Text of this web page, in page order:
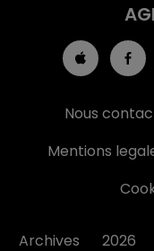
Nous
Mentions
Archives 2026